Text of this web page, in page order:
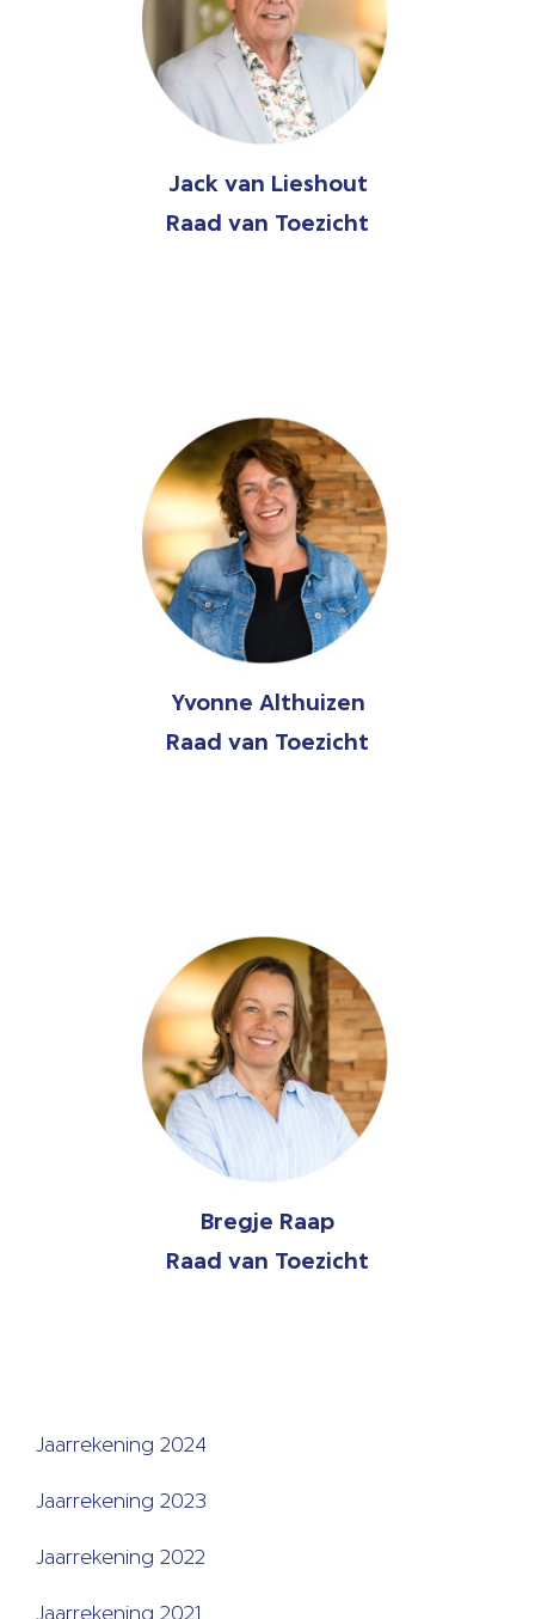
Jack van Lieshout
Raad van Toezicht
Yvonne Althuizen
Raad van Toezicht
Bregje Raap
Raad van Toezicht
Jaarrekening 2024
Jaarrekening 2023
Jaarrekening 2022
Jaarrekening 2021